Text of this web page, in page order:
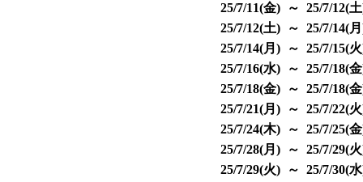
25/7/11(金) ～ 25/7/12(
25/7/12(土) ～ 25/7/14(
25/7/14(月) ～ 25/7/15(
25/7/16(水) ～ 25/7/18(
25/7/18(金) ～ 25/7/18(
25/7/21(月) ～ 25/7/22(
25/7/24(木) ～ 25/7/25(
25/7/28(月) ～ 25/7/29(
25/7/29(火) ～ 25/7/30(